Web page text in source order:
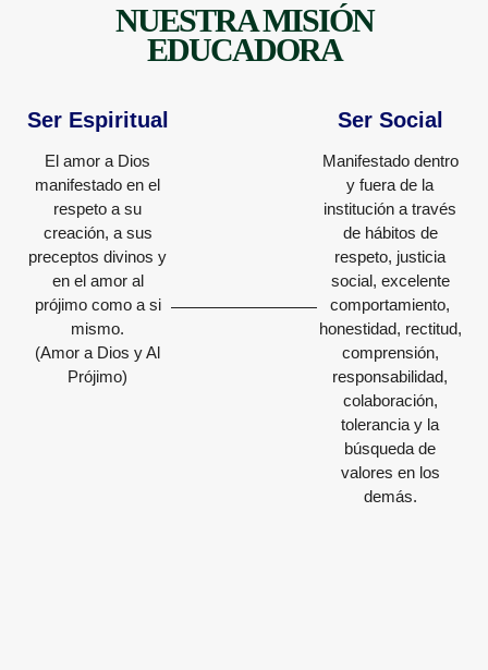
NUESTRA MISIÓN
EDUCADORA
Ser Espiritual
El amor a Dios
manifestado en el
respeto a su
creación, a sus
preceptos divinos y
en el amor al
prójimo como a si
mismo.
(Amor a Dios y Al
Prójimo)
Ser Social
Manifestado dentro
y fuera de la
institución a través
de hábitos de
respeto, justicia
social, excelente
comportamiento,
honestidad, rectitud,
comprensión,
responsabilidad,
colaboración,
tolerancia y la
búsqueda de
valores en los
demás.